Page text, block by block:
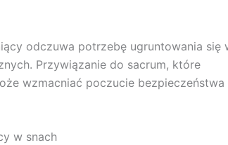
odczuwa potrzebę ugruntowania się
Przywiązanie do sacrum, które
wzmacniać poczucie bezpieczeństwa
w snach